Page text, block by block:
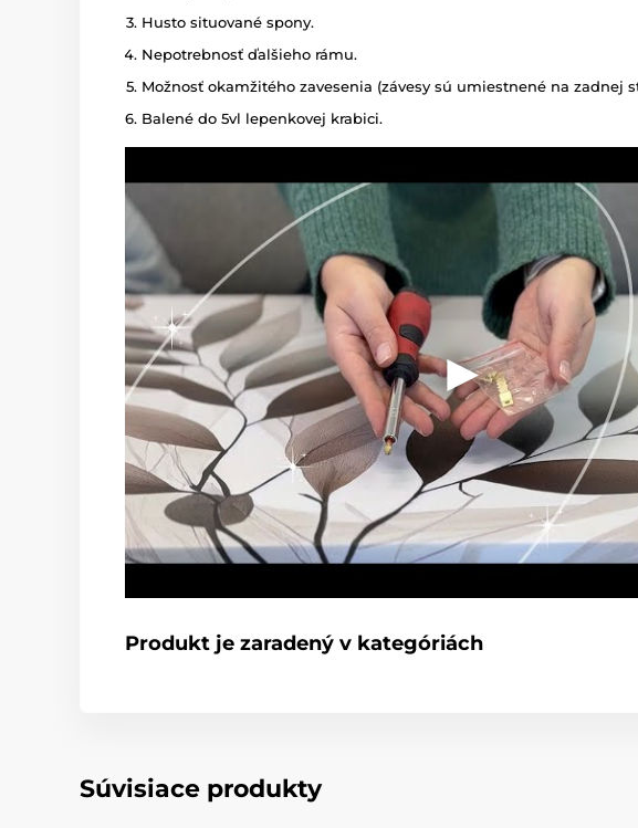
Husto situované spony.
Nepotrebnosť ďalšieho rámu.
Možnosť okamžitého zavesenia (závesy sú umiestnené na zadnej
Balené do 5vl lepenkovej krabici.
Produkt je zaradený v kategóriách
Súvisiace produkty